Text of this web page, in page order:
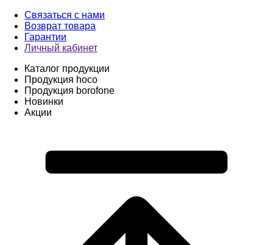
Связаться с нами
Возврат товара
Гарантии
Личный кабинет
Каталог продукции
Продукция hoco
Продукция borofone
Новинки
Акции